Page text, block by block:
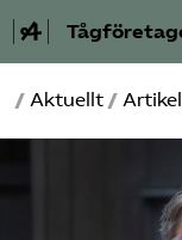
Aktuellt
Reformagenda
/ Aktuellt / Artikel